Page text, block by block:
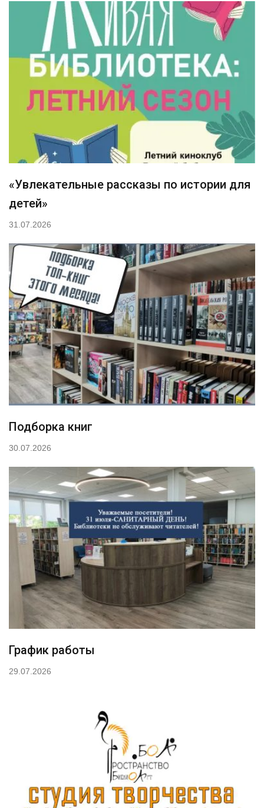
«Увлекательные рассказы по истории для
детей»
31.07.2026
Подборка книг
30.07.2026
График работы
29.07.2026